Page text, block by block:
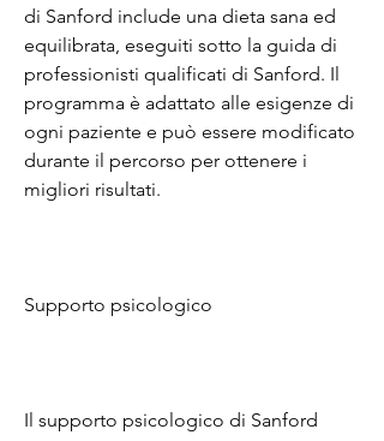
di Sanford include una dieta sana ed
equilibrata, eseguiti sotto la guida di
professionisti qualificati di Sanford. Il
programma è adattato alle esigenze di
ogni paziente e può essere modificato
durante il percorso per ottenere i
migliori risultati.
Supporto psicologico
Il supporto psicologico di Sanford